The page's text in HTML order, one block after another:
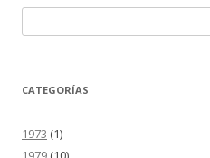
CATEGORÍAS
1973 (1)